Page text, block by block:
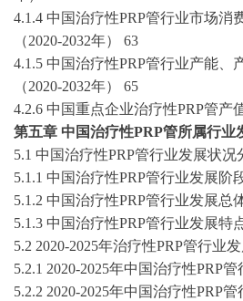
4.1.4 中国治疗性PRP管行业市场消
（2020-2032年）
63
4.1.5 中国治疗性PRP管行业产能、
（2020-2032年）
65
4.2.6 中国重点企业治疗性PRP管产
第五章 中国治疗性PRP管所属行业
5.1 中国治疗性PRP管行业发展状况
5.1.1 中国治疗性PRP管行业发展阶
5.1.2 中国治疗性PRP管行业发展总
5.1.3 中国治疗性PRP管行业发展特
5.2 2020-2025年治疗性PRP管行业
5.2.1 2020-2025年中国治疗性PRP管
5.2.2 2020-2025年中国治疗性PRP管